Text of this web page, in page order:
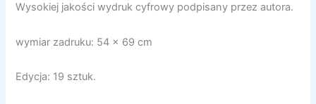
Wysokiej jakości wydruk cyfrowy podpisany przez autora.
wymiar zadruku: 54 x 69 cm
Edycja: 19 sztuk.